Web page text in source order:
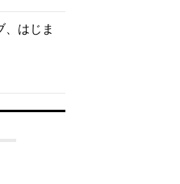
、はじま